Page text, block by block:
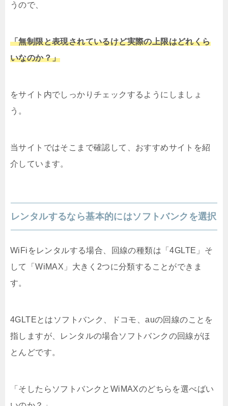
うので、
「無制限と表現されているけど実際の上限はどれくら
いなのか？」
をサイト内でしっかりチェックするようにしましょ
う。
当サイトではそこまで確認して、おすすめサイトを紹
介しています。
レンタルするなら基本的にはソフトバンクを選択
WiFiをレンタルする場合、回線の種類は「4GLTE」そ
して「WiMAX」大きく2つに分類することができま
す。
4GLTEとはソフトバンク、ドコモ、auの回線のことを
指しますが、レンタルの場合ソフトバンクの回線がほ
とんどです。
「そしたらソフトバンクとWiMAXのどちらを選べばい